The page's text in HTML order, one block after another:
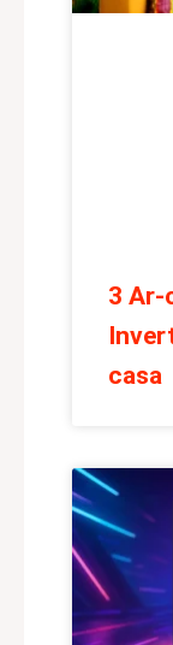
3 Ar-
casa